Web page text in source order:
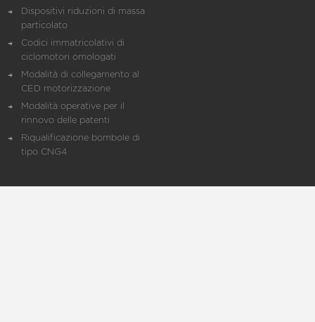
Dispositivi riduzioni di massa
particolato
Codici immatricolativi di
ciclomotori omologati
Modalità di collegamento al
CED motorizzazione
Modalità operative per il
rinnovo delle patenti
Riqualificazione bombole di
tipo CNG4